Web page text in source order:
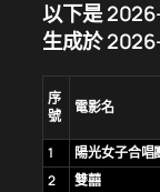
以下是
生成於
序
號
電影名
1 陽光女子合唱
2
雙囍